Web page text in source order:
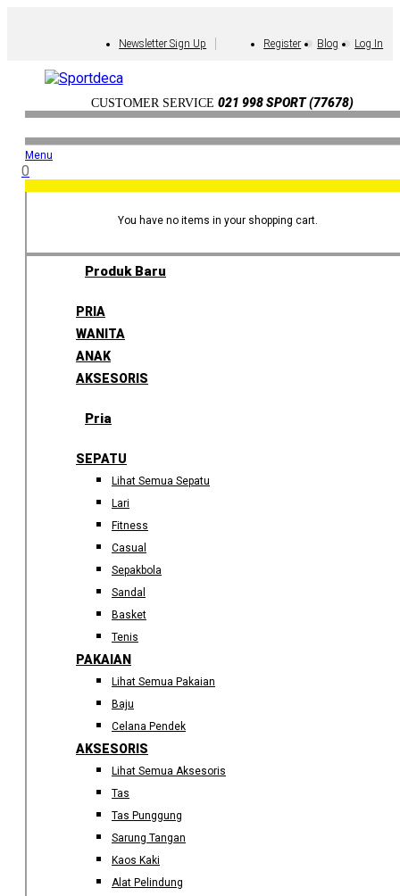
Newsletter Sign Up Register Blog Log In
CUSTOMER SERVICE 021 998 SPORT (77678)
Menu
0
You have no items in your shopping cart.
Produk Baru
PRIA
WANITA
ANAK
AKSESORIS
Pria
SEPATU
Lihat Semua Sepatu
Lari
Fitness
Casual
Sepakbola
Sandal
Basket
Tenis
PAKAIAN
Lihat Semua Pakaian
Baju
Celana Pendek
AKSESORIS
Lihat Semua Aksesoris
Tas
Tas Punggung
Sarung Tangan
Kaos Kaki
Alat Pelindung